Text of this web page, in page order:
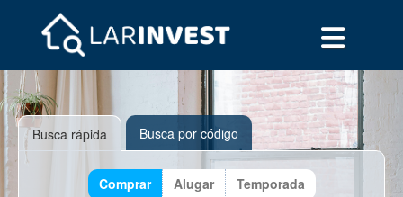
Busca rápida Busca por código
Comprar Alugar Temporada